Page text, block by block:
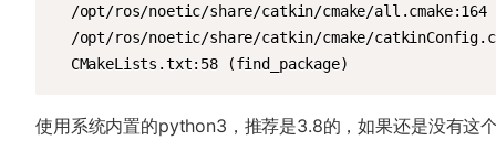
/opt/ros/noetic/share/catkin/cmake/all.cmake:164
/opt/ros/noetic/share/catkin/cmake/
  CMakeLists.txt:58 (find_package)
使用系统内置的python3，推荐是3.8的，如果还是没有